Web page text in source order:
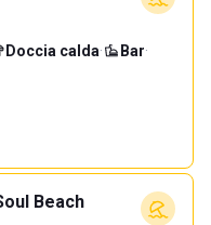
Doccia calda· Bar·
Beach